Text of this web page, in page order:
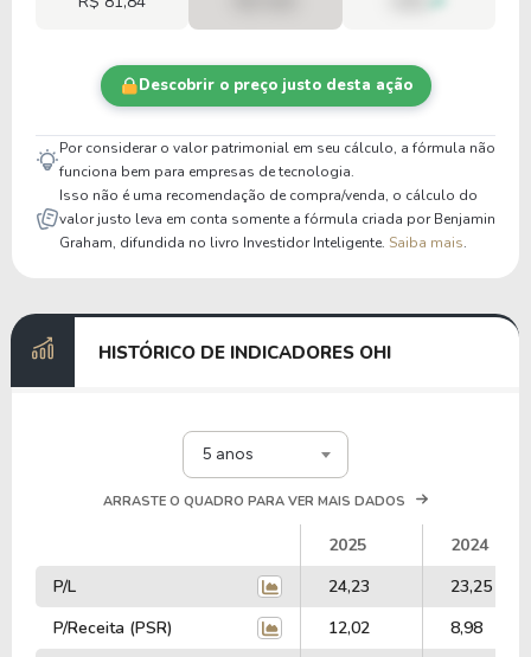
Descobrir o preço justo desta ação
Por considerar o valor patrimonial em seu cálculo, a fórmula não
funciona bem para empresas de tecnologia.
Isso não é uma recomendação de compra/venda, o cálculo do
valor justo leva em conta somente a fórmula criada por Benjamin
Graham, difundida no livro Investidor Inteligente. Saiba mais.
HISTÓRICO DE INDICADORES OHI
5 anos
ARRASTE O QUADRO PARA VER MAIS DADOS
2025
2024
P/L
24,23
23,25
P/Receita (PSR)
12,02
8,98